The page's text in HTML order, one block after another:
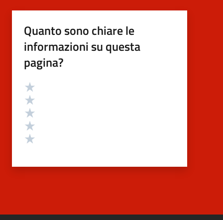
Quanto sono chiare le
informazioni su questa
pagina?
Valutazione